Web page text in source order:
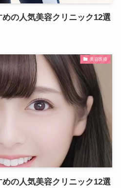
の人気美容クリニック12選
美容医療
の人気美容クリニック12選